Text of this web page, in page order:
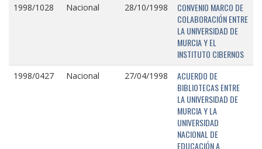
1998/1028 Nacional 28/10/1998
CONVENIO MARCO DE
COLABORACIÓN ENTRE
LA UNIVERSIDAD DE
MURCIA Y EL
INSTITUTO CIBERNOS
1998/0427 Nacional 27/04/1998
ACUERDO DE
BIBLIOTECAS ENTRE
LA UNIVERSIDAD DE
MURCIA Y LA
UNIVERSIDAD
NACIONAL DE
EDUCACIÓN A